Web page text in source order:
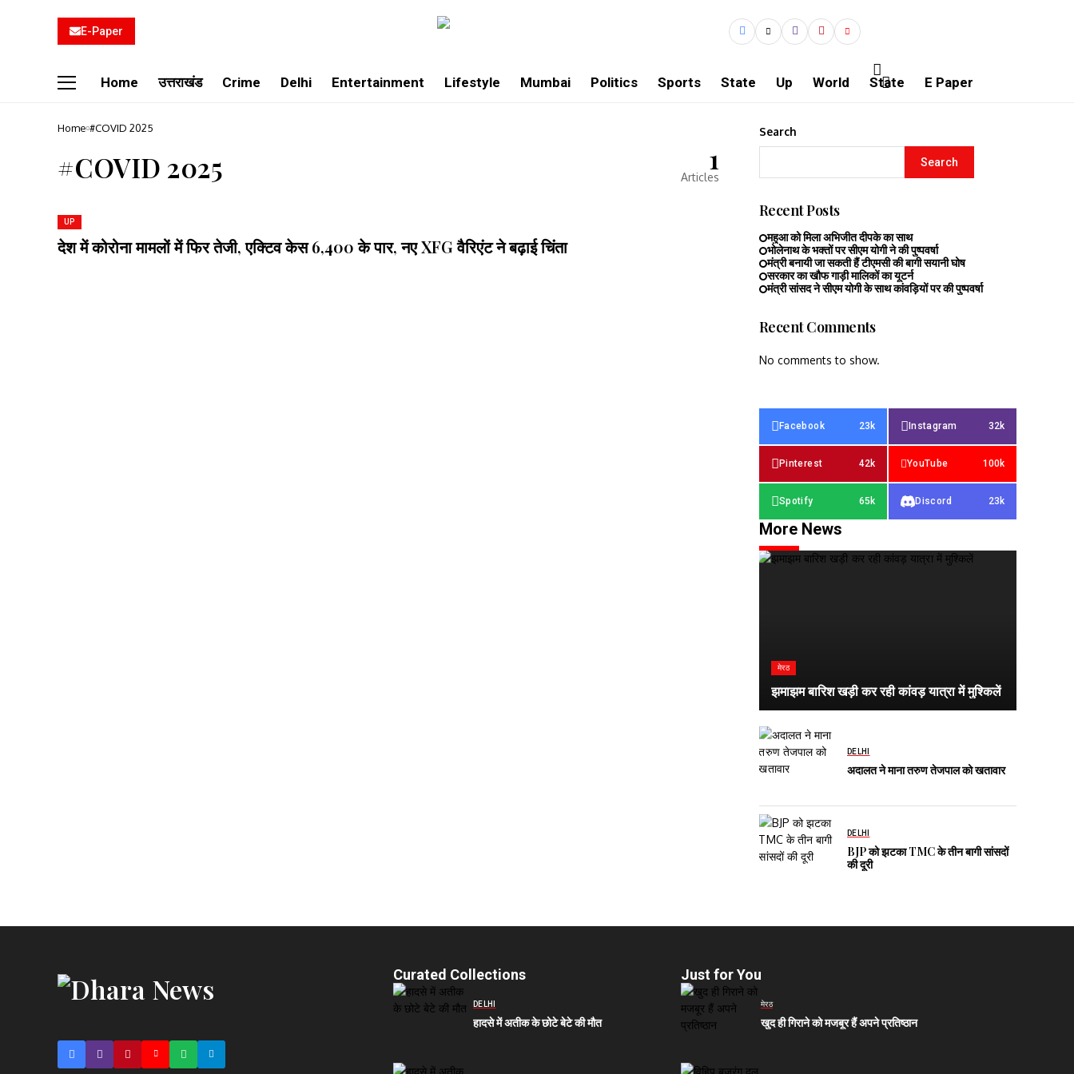
E-Paper
Home उत्तराखंड Crime Delhi Entertainment Lifestyle Mumbai Politics Sports State Up World State E Paper
Home #COVID 2025
#COVID 2025 1
Articles
UP
देश में कोरोना मामलों में फिर तेजी, एक्टिव केस 6,400 के पार, नए XFG वैरिएंट ने बढ़ाई चिंता
Search
Search
Recent Posts
महुआ को मिला अभिजीत दीपके का साथ
भोलेनाथ के भक्तों पर सीएम योगी ने की पुष्पवर्षा
मंत्री बनायी जा सकती हैं टीएमसी की बागी सयानी घोष
सरकार का खौफ गाड़ी मालिकों का यूटर्न
मंत्री सांसद ने सीएम योगी के साथ कांवड़ियों पर की पुष्पवर्षा
Recent Comments
No comments to show.
Facebook 23k Instagram 32k
Pinterest 42k YouTube 100k
Spotify 65k Discord 23k
More News
मेरठ
झमाझम बारिश खड़ी कर रही कांवड़ यात्रा में मुश्किलें
DELHI
अदालत ने माना तरुण तेजपाल को खतावार
DELHI
BJP को झटका TMC के तीन बागी सांसदों
की दूरी
Curated Collections
DELHI
हादसे में अतीक के छोटे बेटे की मौत
Just for You
मेरठ
खुद ही गिराने को मजबूर हैं अपने प्रतिष्ठान